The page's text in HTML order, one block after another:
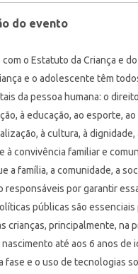
do evento
com o Estatuto da Criança e
e o adolescente têm
da pessoa humana: o
à educação, ao esporte, ao
à cultura, à dignidade,
à convivência familiar e
a família, a comunidade, a
responsáveis por garantir
públicas são essenciais
crianças, principalmente, na
até aos 6 anos de
fase e o uso de tecnologias